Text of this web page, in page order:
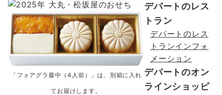
「フォアグラ最中（4人前）」は、別箱に入れ
てお届けします。
デパートのレス
トラン
デパートのレス
トランインフォ
メーション
デパートのオン
ラインショッピ